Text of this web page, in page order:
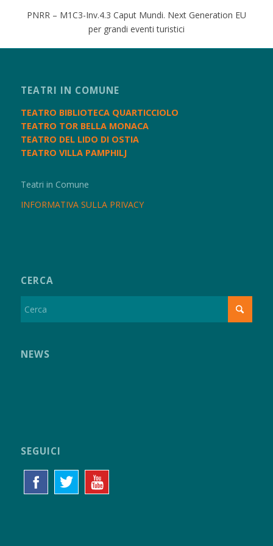
PNRR – M1C3-Inv.4.3 Caput Mundi. Next Generation EU
per grandi eventi turistici
TEATRI IN COMUNE
TEATRO BIBLIOTECA QUARTICCIOLO
TEATRO TOR BELLA MONACA
TEATRO DEL LIDO DI OSTIA
TEATRO VILLA PAMPHILJ
Teatri in Comune
INFORMATIVA SULLA PRIVACY
CERCA
NEWS
SEGUICI